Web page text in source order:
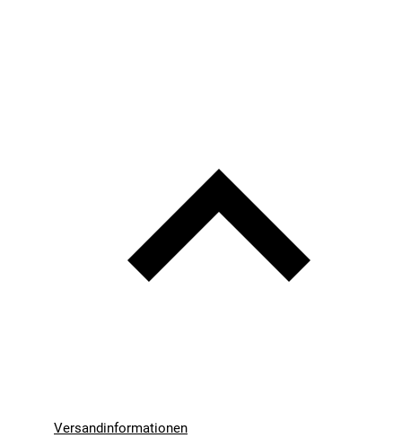
Versandinformationen